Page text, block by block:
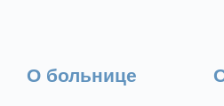
О больнице